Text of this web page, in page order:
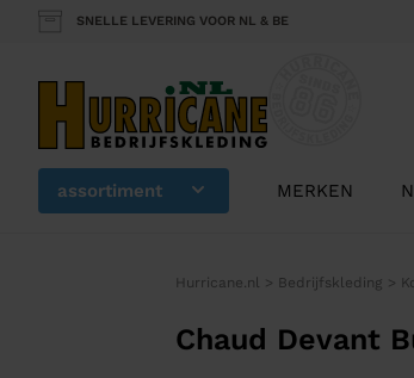
SNELLE LEVERING VOOR NL & BE
assortiment MERKEN
Hurricane.nl > Bedrijfskleding >
Chaud Devant